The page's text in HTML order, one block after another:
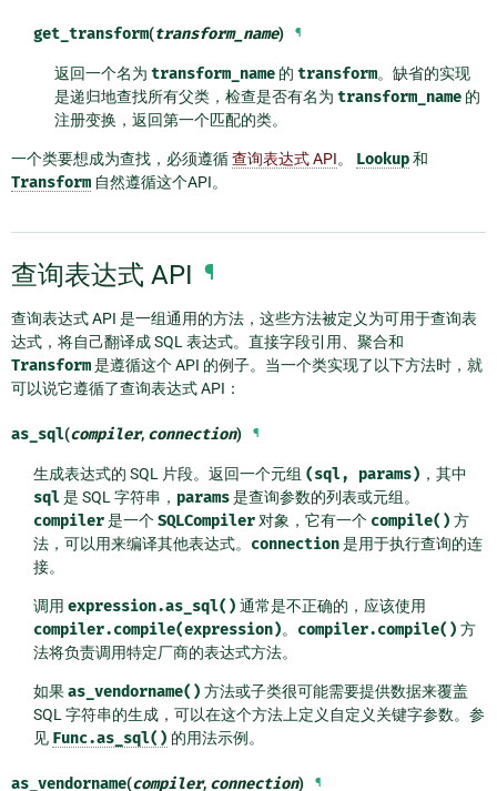
get_transform(transform_name) ¶
返回一个名为transform_name 的transform。缺省的实现
是递归地查找所有父类，检查是否有名为transform_name 的
注册变换，返回第一个匹配的类。
一个类要想成为查找，必须遵循查询表达式 API。 Lookup和
Transform 自然遵循这个API。
查询表达式 API ¶
查询表达式 API 是一组通用的方法，这些方法被定义为可用于查询表
达式，将自己翻译成 SQL 表达式。直接字段引用、聚合和
Transform是遵循这个 API 的例子。当一个类实现了以下方法时，就
可以说它遵循了查询表达式 API：
as_sql(compiler, connection) ¶
生成表达式的 SQL 片段。返回一个元组 (sql, params) ，其中
sql 是 SQL 字符串， params是查询参数的列表或元组。
compiler是一个SQLCompiler对象，它有一个 compile() 方
法，可以用来编译其他表达式。 connection是用于执行查询的连
接。
调用 expression.as_sql() 通常是不正确的，应该使用
compiler.compile(expression)。 compiler.compile() 方
法将负责调用特定厂商的表达式方法。
如果as_vendorname() 方法或子类很可能需要提供数据来覆盖
SQL 字符串的生成，可以在这个方法上定义自定义关键字参数。参
见 Func.as_sql() 的用法示例。
as_vendorname(compiler, connection) ¶